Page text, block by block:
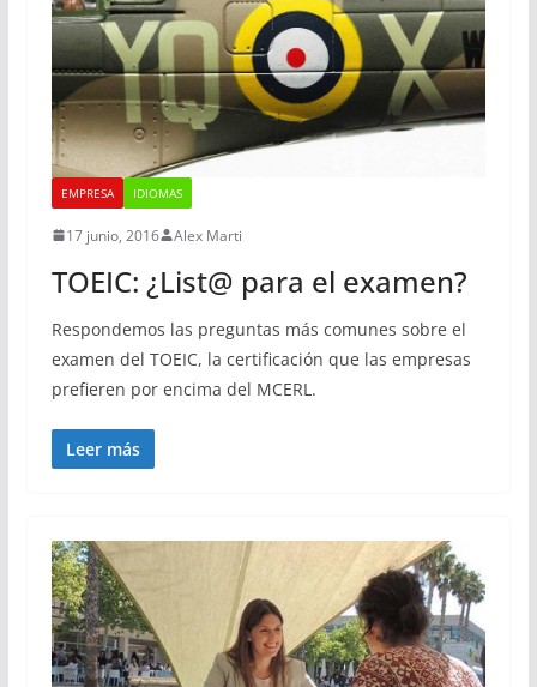
EMPRESA IDIOMAS
17 junio, 2016 Alex Marti
TOEIC: ¿List@ para el examen?
Respondemos las preguntas más comunes sobre el
examen del TOEIC, la certificación que las empresas
prefieren por encima del MCERL.
Leer más